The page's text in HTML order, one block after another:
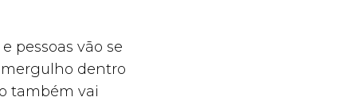
pessoas vão se
dentro
também vai